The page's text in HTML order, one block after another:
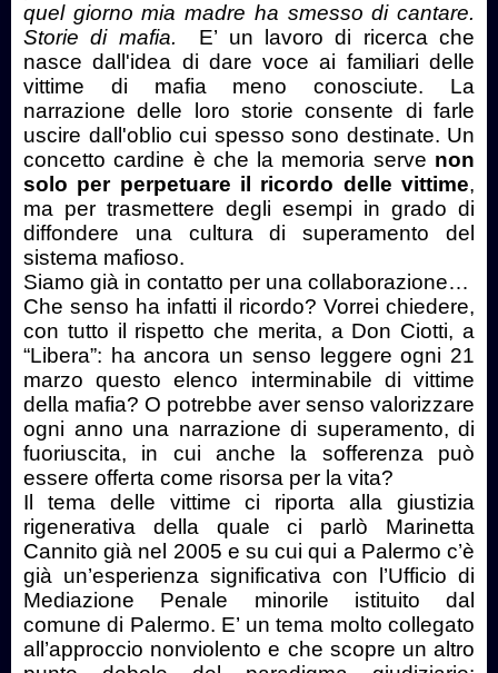
quel giorno mia madre ha smesso di cantare.
Storie di mafia.
E’ un lavoro di ricerca che
nasce dall'idea di dare voce ai familiari delle
vittime di mafia meno conosciute. La
narrazione delle loro storie consente di farle
uscire dall'oblio cui spesso sono destinate. Un
concetto cardine è che la memoria serve non
solo per perpetuare il ricordo delle vittime,
ma per trasmettere degli esempi in grado di
diffondere una cultura di superamento del
sistema mafioso.
Siamo già in contatto per una collaborazione…
Che senso ha infatti il ricordo? Vorrei chiedere,
con tutto il rispetto che merita, a Don Ciotti, a
“Libera”: ha ancora un senso leggere ogni 21
marzo questo elenco interminabile di vittime
della mafia? O potrebbe aver senso valorizzare
ogni anno una narrazione di superamento, di
fuoriuscita, in cui anche la sofferenza può
essere offerta come risorsa per la vita?
Il tema delle vittime ci riporta alla giustizia
rigenerativa della quale ci parlò Marinetta
Cannito già nel 2005 e su cui qui a Palermo c’è
già un’esperienza significativa con l’Ufficio di
Mediazione Penale minorile istituito dal
comune di Palermo. E’ un tema molto collegato
all’approccio nonviolento e che scopre un altro